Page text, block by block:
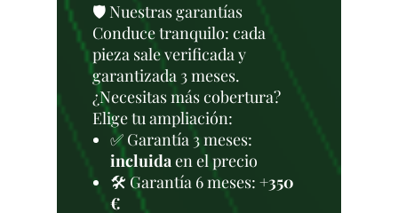
🛡️ Nuestras garantías
Conduce tranquilo: cada
pieza sale verificada y
garantizada 3 meses.
¿Necesitas más cobertura?
Elige tu ampliación:
✅ Garantía 3 meses:
incluidaen el precio
🛠️ Garantía 6 meses: +350
€